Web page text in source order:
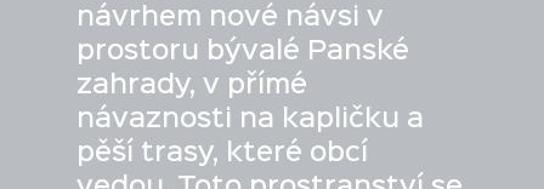
návrhem nové návsi v
prostoru bývalé Panské
zahrady, v přímé
návaznosti na kapličku a
pěší trasy, které obcí